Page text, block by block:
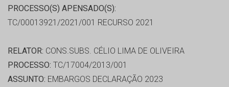
PROCESSO(S) APENSADO(S):
TC/00013921/2021/001 RECURSO 2021
RELATOR: CONS.SUBS. CÉLIO LIMA DE OLIVEIRA
PROCESSO: TC/17004/2013/001
ASSUNTO: EMBARGOS DECLARAÇÃO 2023